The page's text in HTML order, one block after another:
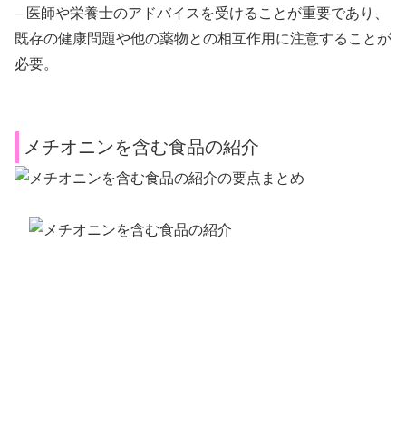
– 医師や栄養士のアドバイスを受けることが重要であり、
既存の健康問題や他の薬物との相互作用に注意することが
必要。
メチオニンを含む食品の紹介